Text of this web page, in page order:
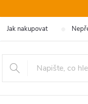
Jak nakupovat